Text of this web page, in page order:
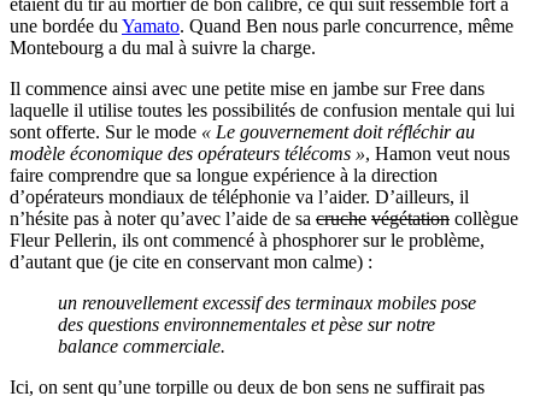
une bordée du Yamato. Quand Ben nous parle concurrence, même
Montebourg a du mal à suivre la charge.
Il commence ainsi avec une petite mise en jambe sur Free dans
laquelle il utilise toutes les possibilités de confusion mentale qui lui
sont offerte. Sur le mode « Le gouvernement doit réfléchir au
modèle économique des opérateurs télécoms », Hamon veut nous
faire comprendre que sa longue expérience à la direction
d’opérateurs mondiaux de téléphonie va l’aider. D’ailleurs, il
n’hésite pas à noter qu’avec l’aide de sa cruche végétation collègue
Fleur Pellerin, ils ont commencé à phosphorer sur le problème,
d’autant que (je cite en conservant mon calme) :
un renouvellement excessif des terminaux mobiles pose
des questions environnementales et pèse sur notre
balance commerciale.
Ici, on sent qu’une torpille ou deux de bon sens ne suffirait pas